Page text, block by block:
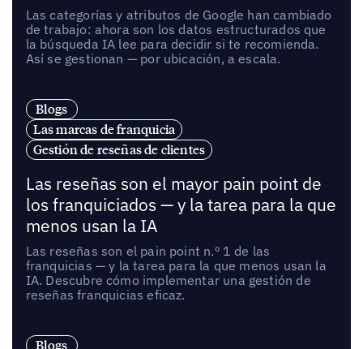
Las categorías y atributos de Google han cambiado
de trabajo: ahora son los datos estructurados que
la búsqueda IA lee para decidir si te recomienda.
Así se gestionan — por ubicación, a escala.
Blogs
Las marcas de franquicia
Gestión de reseñas de clientes
Las reseñas son el mayor pain point de
los franquiciados — y la tarea para la que
menos usan la IA
Las reseñas son el pain point n.º 1 de las
franquicias — y la tarea para la que menos usan la
IA. Descubre cómo implementar una gestión de
reseñas franquicias eficaz.
Blogs